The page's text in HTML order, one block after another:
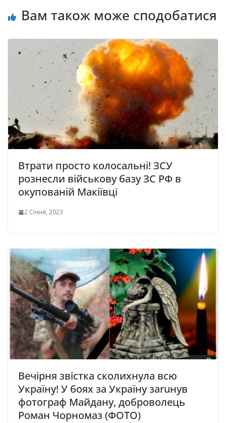
Вам також може сподобатися
Втрати просто колосальні! ЗСУ
рознесли військову базу ЗС РФ в
окупованій Макіївці
2 Січня, 2023
Вечірня звістка сколихнула всю
Україну! У боях за Україну заruнув
фотограф Майдану, доброволець
Роман Чорномаз (ФОТО)